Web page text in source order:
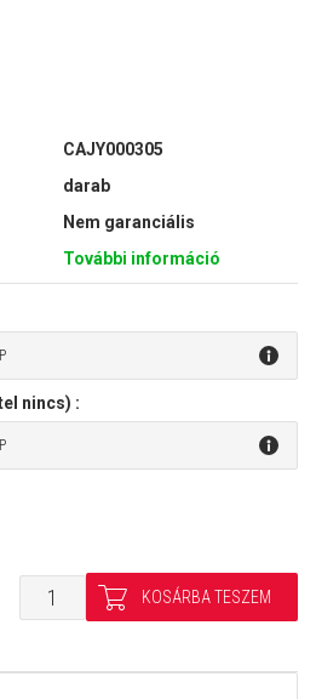
CAJY000305
darab
Nem garanciális
További információ
nincs) :